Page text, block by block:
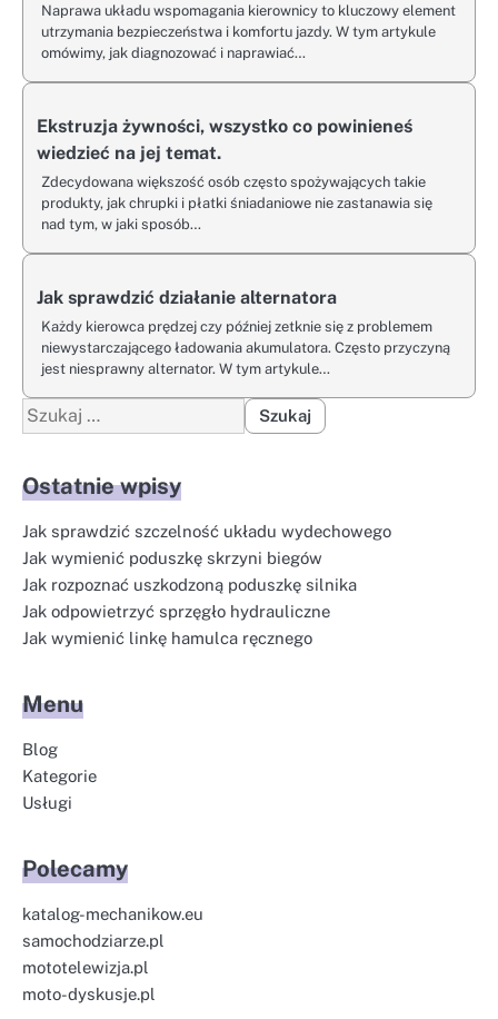
Naprawa układu wspomagania kierownicy to kluczowy element
utrzymania bezpieczeństwa i komfortu jazdy. W tym artykule
omówimy, jak diagnozować i naprawiać…
Ekstruzja żywności, wszystko co powinieneś
wiedzieć na jej temat.
Zdecydowana większość osób często spożywających takie
produkty, jak chrupki i płatki śniadaniowe nie zastanawia się
nad tym, w jaki sposób…
Jak sprawdzić działanie alternatora
Każdy kierowca prędzej czy później zetknie się z problemem
niewystarczającego ładowania akumulatora. Często przyczyną
jest niesprawny alternator. W tym artykule…
Szukaj:
Ostatnie wpisy
Jak sprawdzić szczelność układu wydechowego
Jak wymienić poduszkę skrzyni biegów
Jak rozpoznać uszkodzoną poduszkę silnika
Jak odpowietrzyć sprzęgło hydrauliczne
Jak wymienić linkę hamulca ręcznego
Menu
Blog
Kategorie
Usługi
Polecamy
katalog-mechanikow.eu
samochodziarze.pl
mototelewizja.pl
moto-dyskusje.pl